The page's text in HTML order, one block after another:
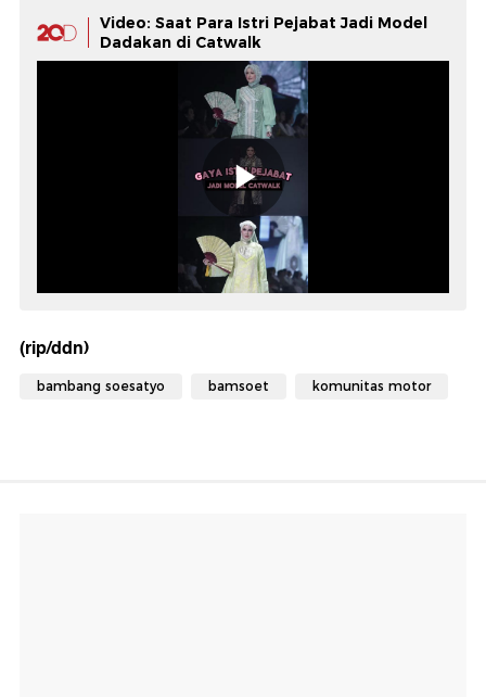
Video: Saat Para Istri Pejabat Jadi Model
Dadakan di Catwalk
(rip/ddn)
bambang soesatyo bamsoet komunitas motor